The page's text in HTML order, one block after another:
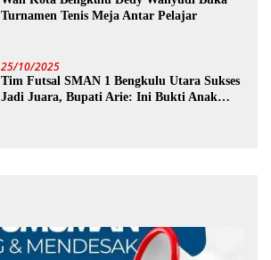
Turnamen Tenis Meja Antar Pelajar
25/10/2025
Tim Futsal SMAN 1 Bengkulu Utara Sukses
Jadi Juara, Bupati Arie: Ini Bukti Anak